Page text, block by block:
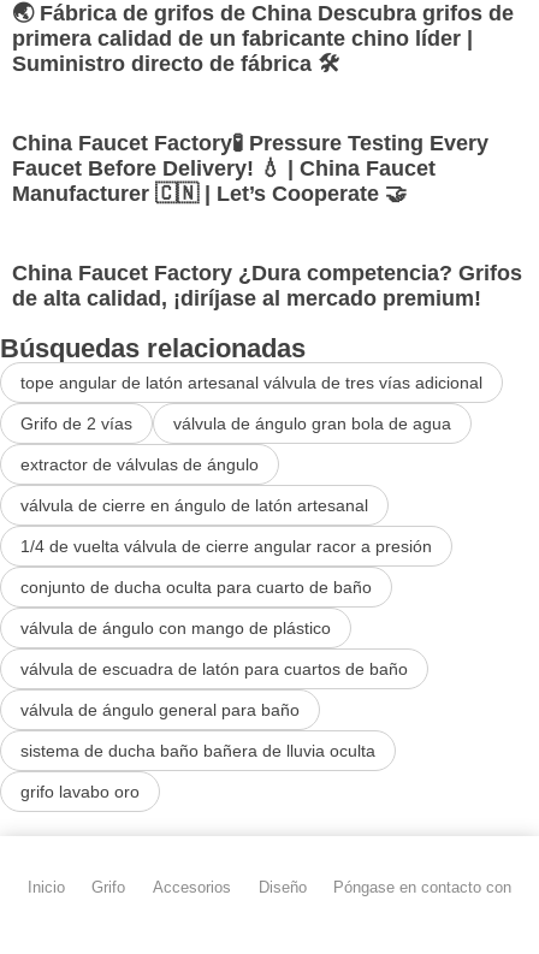
🌏 Fábrica de grifos de China Descubra grifos de
primera calidad de un fabricante chino líder |
Suministro directo de fábrica 🛠️
China Faucet Factory🧪 Pressure Testing Every
Faucet Before Delivery! 💧 | China Faucet
Manufacturer 🇨🇳 | Let’s Cooperate 🤝
China Faucet Factory ¿Dura competencia? Grifos
de alta calidad, ¡diríjase al mercado premium!
Búsquedas relacionadas
tope angular de latón artesanal válvula de tres vías adicional
Grifo de 2 vías válvula de ángulo gran bola de agua
extractor de válvulas de ángulo
válvula de cierre en ángulo de latón artesanal
1/4 de vuelta válvula de cierre angular racor a presión
conjunto de ducha oculta para cuarto de baño
válvula de ángulo con mango de plástico
válvula de escuadra de latón para cuartos de baño
válvula de ángulo general para baño
sistema de ducha baño bañera de lluvia oculta
grifo lavabo oro
Inicio Grifo Accesorios Diseño Póngase en contacto con